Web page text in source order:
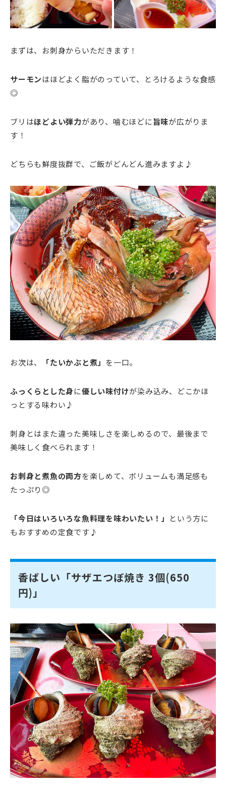
まずは、お刺身からいただきます！
サーモンはほどよく脂がのっていて、とろけるような食感
◎
ブリはほどよい弾力があり、噛むほどに旨味が広がりま
す！
どちらも鮮度抜群で、ご飯がどんどん進みますよ♪
お次は、 「たいかぶと煮」 を一口。
ふっくらとした身に優しい味付けが染み込み、どこかほ
っとする味わい♪
刺身とはまた違った美味しさを楽しめるので、最後まで
美味しく食べられます！
お刺身と煮魚の両方を楽しめて、ボリュームも満足感も
たっぷり◎
「今日はいろいろな魚料理を味わいたい！」
という方に
もおすすめの定食です♪
香ばしい「サザエつぼ焼き 3個(650
円)」